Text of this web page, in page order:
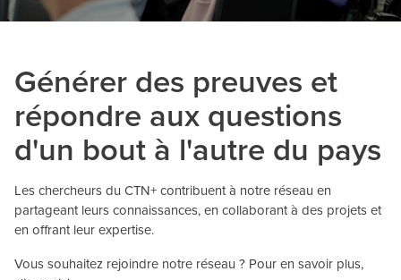
Générer des preuves et
répondre aux questions
d'un bout à l'autre du pays
Les chercheurs du CTN+ contribuent à notre réseau en
partageant leurs connaissances, en collaborant à des projets et
en offrant leur expertise.
Vous souhaitez rejoindre notre réseau ? Pour en savoir plus,